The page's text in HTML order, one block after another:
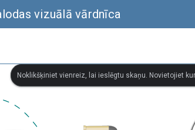
vizuālā vārdnīca
Noklikšķiniet vienreiz, lai ieslēgtu skaņu. Novietojiet